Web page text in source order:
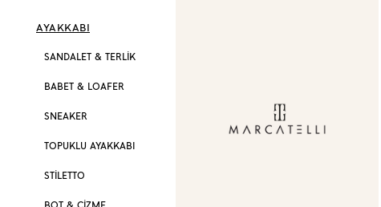
AYAKKABI
SANDALET & TERLİK
BABET & LOAFER
SNEAKER
TOPUKLU AYAKKABI
STİLETTO